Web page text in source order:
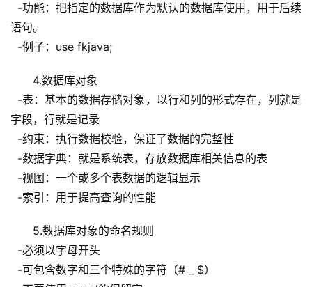
-功能：把指定的数据库作为默认的数据库使用，用于后续
语句。
-例子：use fkjava;
4.数据库对象
-表：基本的数据存储对象，以行和列的形式存在，列就是
字段，行就是记录
-约束：执行数据校验，保证了数据的完整性
-数据字典：就是系统表，存放数据库相关信息的表
-视图：一个或多个表数据的逻辑显示
-索引：用于提高查询的性能
5.数据库对象的命名规则
-必须以字母开头
-可包含数字和三个特殊的字符（# _ $）